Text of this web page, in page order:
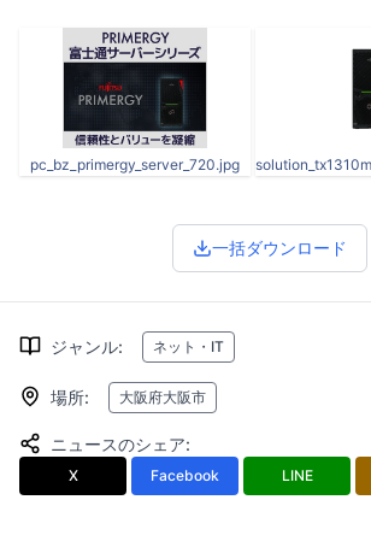
pc_bz_primergy_server_720.jpg
一括ダウンロード
ジャンル: ネット・IT
場所: 大阪府大阪市
ニュースのシェア:
X Facebook LINE